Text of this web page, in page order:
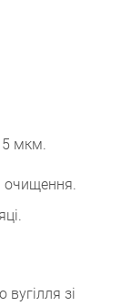
5 мкм.
очищення.
зі